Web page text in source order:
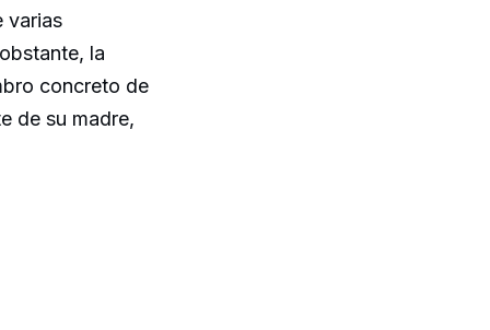
varias
la
concreto de
de su madre,